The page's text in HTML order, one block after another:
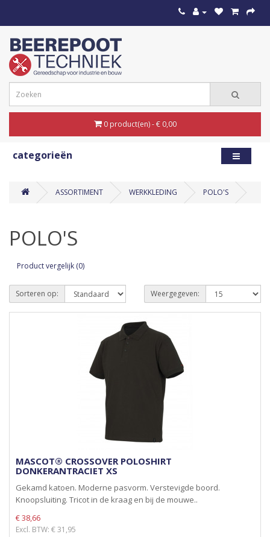
0 product(en) - € 0,00
categorieën
ASSORTIMENT WERKKLEDING POLO'S
POLO'S
Product vergelijk (0)
Sorteren op: Weergegeven:
MASCOT® CROSSOVER POLOSHIRT
DONKERANTRACIET XS
Gekamd katoen. Moderne pasvorm. Verstevigde boord.
Knoopsluiting. Tricot in de kraag en bij de mouwe..
€ 38,66
Excl. BTW: € 31,95